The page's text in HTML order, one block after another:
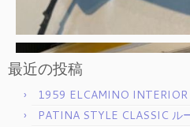
最近の投稿
1959 ELCAMINO INTERIOR
PATINA STYLE CLASSIC